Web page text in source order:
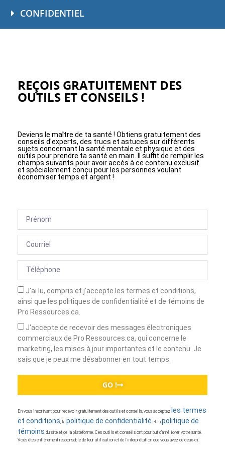
CONFIDENTIEL
REÇOIS GRATUITEMENT DES
OUTILS ET CONSEILS !
Deviens le maître de ta santé ! Obtiens gratuitement des
conseils d'experts, des trucs et astuces sur différents
sujets concernant la santé mentale et physique et des
outils pour prendre ta santé en main. Il suffit de remplir les
champs suivants pour avoir accès à ce contenu exclusif
et spécialement conçu pour les personnes voulant
économiser temps et argent !
J'ai lu, compris et j'accepte les termes et conditions,
ainsi que les politiques de confidentialité et de témoins de
Pro Ressources.ca.
J'accepte de recevoir des messages électroniques
commerciaux de Pro Ressources.ca, qui concerne le
marketing, les mises à jour importantes et le contenu. Je
sais que je peux me désabonner en tout temps.
GO !
En vous inscrivant pour recevoir gratuitement des outils et conseils, vous acceptez les termes
et conditions , la politique de confidentialité et la politique de
témoins du site et de la plateforme. Ces outils et conseils ont pour but d’améliorer votre santé.
Vous êtes entièrement responsable de leur utilisation et de l’interprétation que vous avez de ceux-ci.